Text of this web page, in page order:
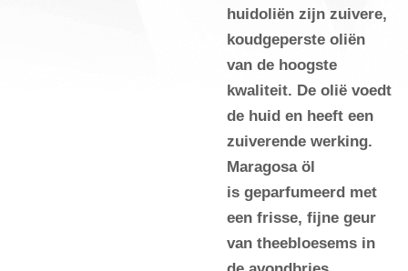
huidoliën zijn zuivere,
koudgeperste oliën
van de hoogste
kwaliteit. De olië voedt
de huid en heeft een
zuiverende werking.
Maragosa öl
is geparfumeerd met
een frisse, fijne geur
van theebloesems in